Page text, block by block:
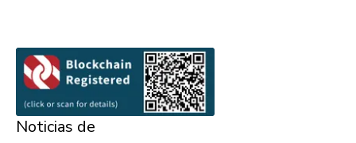
Noticias de